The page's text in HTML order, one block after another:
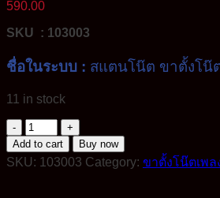
590.00
SKU : 103003
ชื่อในระบบ : สแตนโน๊ต ขาตั้งโน๊ต
11 in stock
Stand
Note
ส
Add to cart Buy now
SKU: 103003 Category: ขาตั้งโน๊ตเพ